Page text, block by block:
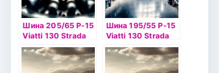
Шина 205/65 Р-15
Viatti 130 Strada
Asimmetrico б/к
Шина 195/55 Р-15
Viatti 130 Strada
Asimmetrico б/к